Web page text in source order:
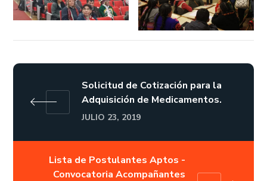
Solicitud de Cotización para la
Adquisición de Medicamentos.
JULIO 23, 2019
Lista de Postulantes Aptos -
Convocatoria Acompañantes